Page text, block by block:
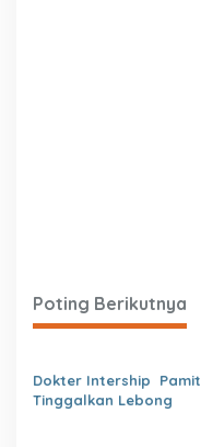
Poting Berikutnya
Dokter Intership Pamit
Tinggalkan Lebong